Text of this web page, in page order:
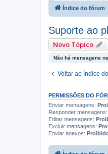
Índice do fórum
Suporte ao
Novo Tópico
Não há mensagens
Voltar ao Índice
PERMISSÕES DO
Enviar mensagens:
Responder mensagens:
Editar mensagens:
Excluir mensagens:
Enviar anexos: